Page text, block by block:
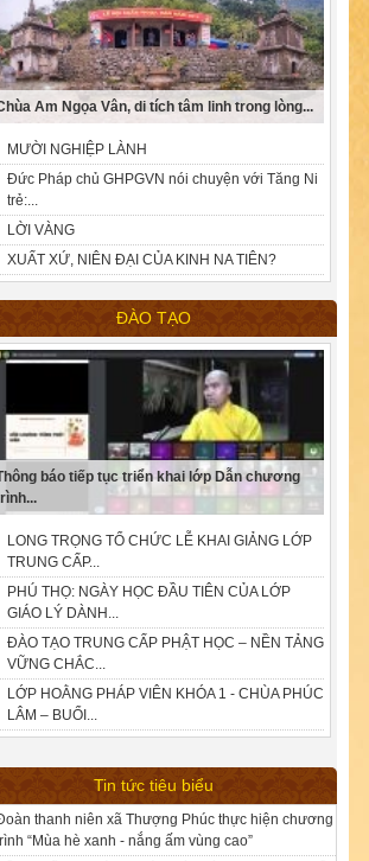
Am Ngọa Vân, di tích tâm linh trong lòng...
MƯỜI NGHIỆP LÀNH
Đức Pháp chủ GHPGVN nói chuyện với Tăng Ni
trẻ:...
LỜI VÀNG
XUẤT XỨ, NIÊN ĐẠI CỦA KINH NA TIÊN?
ĐÀO TẠO
báo tiếp tục triển khai lớp Dẫn chương
LONG TRỌNG TỔ CHỨC LỄ KHAI GIẢNG LỚP
TRUNG CẤP...
PHÚ THỌ: NGÀY HỌC ĐẦU TIÊN CỦA LỚP
GIÁO LÝ DÀNH...
ĐÀO TẠO TRUNG CẤP PHẬT HỌC – NỀN TẢNG
VỮNG CHẮC...
LỚP HOẰNG PHÁP VIÊN KHÓA 1 - CHÙA PHÚC
LÂM – BUỔI...
Tin tức tiêu biểu
thanh niên xã Thượng Phúc thực hiện chương
“Mùa hè xanh - nắng ấm vùng cao”